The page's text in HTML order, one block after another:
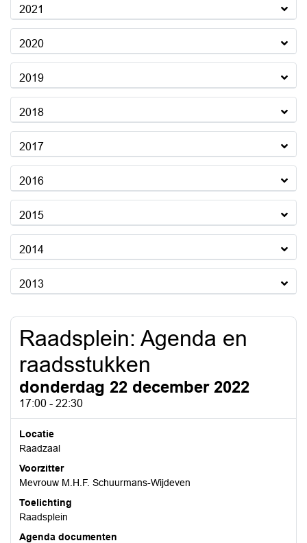
2021
2020
2019
2018
2017
2016
2015
2014
2013
Raadsplein: Agenda en
raadsstukken
donderdag 22 december 2022
17:00 - 22:30
Locatie
Raadzaal
Voorzitter
Mevrouw M.H.F. Schuurmans-Wijdeven
Toelichting
Raadsplein
Agenda documenten